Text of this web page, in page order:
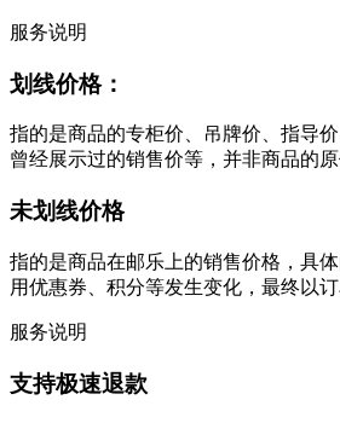
服务说明
划线价格：
指的是商品的专柜价、吊牌价、指导
曾经展示过的销售价等，并非商品的原
未划线价格
指的是商品在邮乐上的销售价格，具
用优惠券、积分等发生变化，最终以
服务说明
支持极速退款